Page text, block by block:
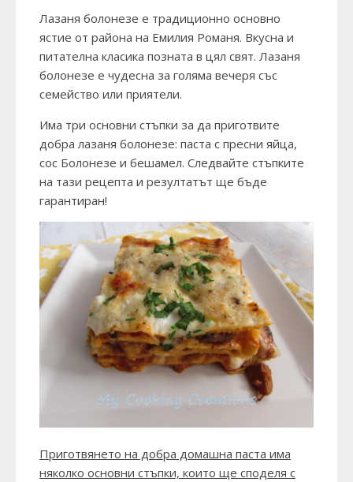
Лазаня болонезе е традиционно основно
ястие от района на Емилия Романя. Вкусна и
питателна класика позната в цял свят. Лазаня
болонезе е чудесна за голяма вечеря със
семейство или приятели.
Има три основни стъпки за да приготвите
добра лазаня болонезе: паста с пресни яйца,
сос Болонезе и бешамел. Следвайте стъпките
на тази рецепта и резултатът ще бъде
гарантиран!
Приготвянето на добра домашна паста има
няколко основни стъпки, които ще споделя с